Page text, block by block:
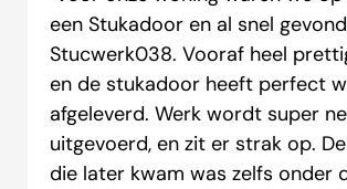
een Stukadoor en al snel
Stucwerk038. Vooraf heel
en de stukadoor heeft perfect
afgeleverd. Werk wordt super
uitgevoerd, en zit er strak op.
die later kwam was zelfs onder